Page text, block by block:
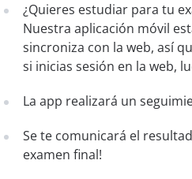
¿Quieres estudiar para tu
Nuestra aplicación móvil
sincroniza con la web, así
si inicias sesión en la web,
La app realizará un
Se te comunicará el
examen final!